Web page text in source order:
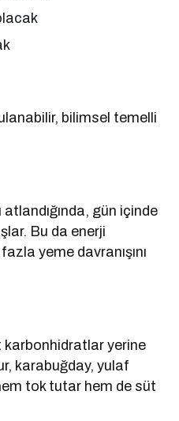
bilimsel temelli
gün içinde
Bu da enerji
yeme davranışını
karbonhidratlar yerine
karabuğday, yulaf
tok tutar hem de süt